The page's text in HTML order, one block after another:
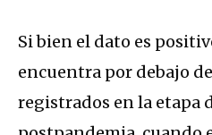
Si bien el dato es
encuentra por debajo
registrados en la etapa